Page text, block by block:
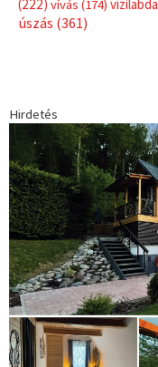
(222) vívás (174) vízilabda
úszás (361)
Hirdetés